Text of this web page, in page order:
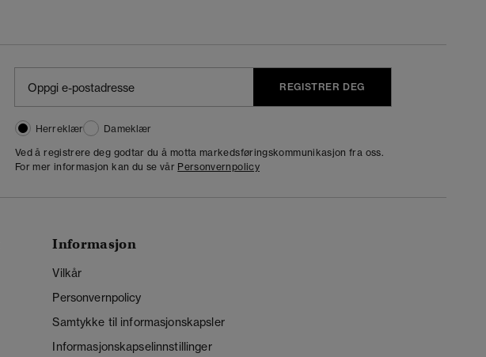
REGISTRER DEG
Herreklær
Dameklær
Ved å registrere deg godtar du å motta markedsføringskommunikasjon fra oss.
For mer informasjon kan du se vår Personvernpolicy
Informasjon
Vilkår
Personvernpolicy
Samtykke til informasjonskapsler
Informasjonskapselinnstillinger